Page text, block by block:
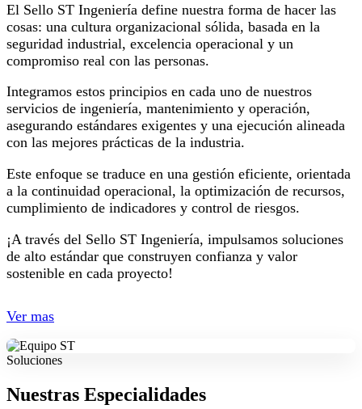
El Sello ST Ingeniería define nuestra forma de hacer las
cosas: una cultura organizacional sólida, basada en la
seguridad industrial, excelencia operacional y un
compromiso real con las personas.
Integramos estos principios en cada uno de nuestros
servicios de ingeniería, mantenimiento y operación,
asegurando estándares exigentes y una ejecución alineada
con las mejores prácticas de la industria.
Este enfoque se traduce en una gestión eficiente, orientada
a la continuidad operacional, la optimización de recursos,
cumplimiento de indicadores y control de riesgos.
¡A través del Sello ST Ingeniería, impulsamos soluciones
de alto estándar que construyen confianza y valor
sostenible en cada proyecto!
Ver mas
Soluciones
Nuestras Especialidades